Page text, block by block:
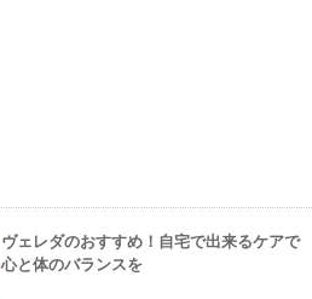
ヴェレダのおすすめ！自宅で出来るケアで
心と体のバランスを